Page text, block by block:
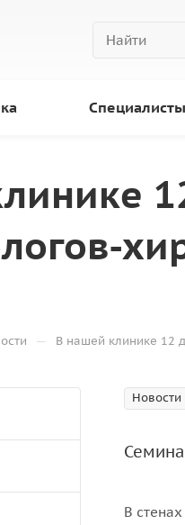
Специалисты
— В нашей клинике 12
Новости
В